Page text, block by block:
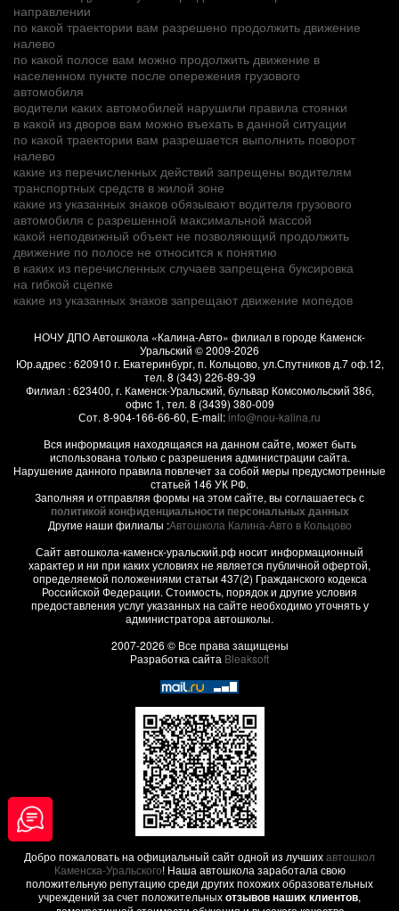
направлении
по какой траектории вам разрешено продолжить движение
налево
по какой полосе вам можно продолжить движение в
населенном пункте после опережения грузового
автомобиля
водители каких автомобилей нарушили правила стоянки
в какой из дворов вам можно въехать в данной ситуации
по какой траектории вам разрешается выполнить поворот
налево
какие из перечисленных действий запрещены водителям
транспортных средств в жилой зоне
какие из указанных знаков обязывают водителя грузового
автомобиля с разрешенной максимальной массой
какой неподвижный объект не позволяющий продолжить
движение по полосе не относится к понятию
в каких из перечисленных случаев запрещена буксировка
на гибкой сцепке
какие из указанных знаков запрещают движение мопедов
НОЧУ ДПО Автошкола «Калина-Авто» филиал в городе Каменск-
Уральский © 2009-2026
Юр.адрес :620910 г. Екатеринбург, п. Кольцово, ул.Спутников д.7 оф.12,
тел. 8 (343) 226-89-39
Филиал :623400, г. Каменск-Уральский, бульвар Комсомольский 38б,
офис 1, тел. 8 (3439) 380-009
Сот. 8-904-166-66-60, E-mail:info@nou-kalina.ru
Вся информация находящаяся на данном сайте, может быть
использована только с разрешения администрации сайта.
Нарушение данного правила повлечет за собой меры предусмотренные
статьей 146 УК РФ.
Заполняя и отправляя формы на этом сайте, вы соглашаетесь с
политикой конфиденциальности персональных данных
Другие наши филиалы :Автошкола Калина-Авто в Кольцово
Сайт автошкола-каменск-уральский.рф носит информационный
характер и ни при каких условиях не является публичной офертой,
определяемой положениями статьи 437(2) Гражданского кодекса
Российской Федерации. Стоимость, порядок и другие условия
предоставления услуг указанных на сайте необходимо уточнять у
администратора автошколы.
2007-2026 © Все права защищены
Разработка сайта Bleaksoft
Добро пожаловать на официальный сайт одной из лучшихавтошкол
Каменска-Уральского! Наша автошкола заработала свою
положительную репутацию среди других похожих образовательных
учреждений за счет положительныхотзывов наших клиентов,